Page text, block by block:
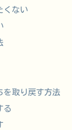
くない
取り戻す方法
る